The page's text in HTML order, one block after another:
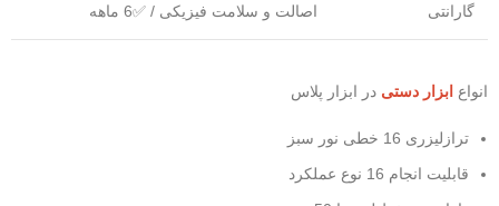
گارانتی اصالت و سلامت فیزیکی / ✅6 ماهه
انواع ابزار دستی در ابزار پلاس
ترازلیزری 16 خطی نور سبز
قابلیت انجام 16 نوع عملکرد